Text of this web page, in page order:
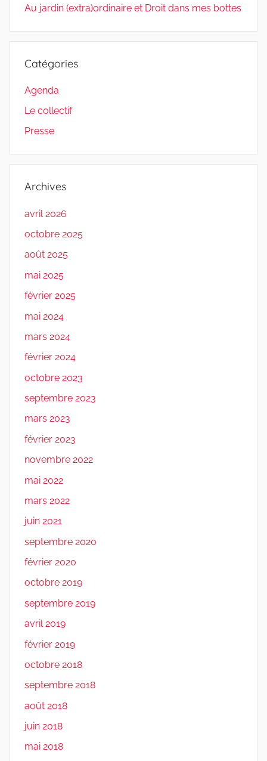
Au jardin (extra)ordinaire et Droit dans mes bottes
Catégories
Agenda
Le collectif
Presse
Archives
avril 2026
octobre 2025
août 2025
mai 2025
février 2025
mai 2024
mars 2024
février 2024
octobre 2023
septembre 2023
mars 2023
février 2023
novembre 2022
mai 2022
mars 2022
juin 2021
septembre 2020
février 2020
octobre 2019
septembre 2019
avril 2019
février 2019
octobre 2018
septembre 2018
août 2018
juin 2018
mai 2018